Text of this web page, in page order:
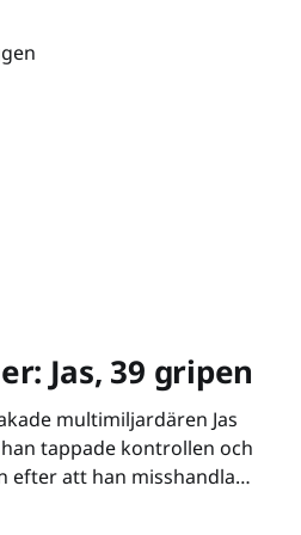
Jas, 39 gripen
multimiljardären Jas
tappade kontrollen och
efter att han misshandlat